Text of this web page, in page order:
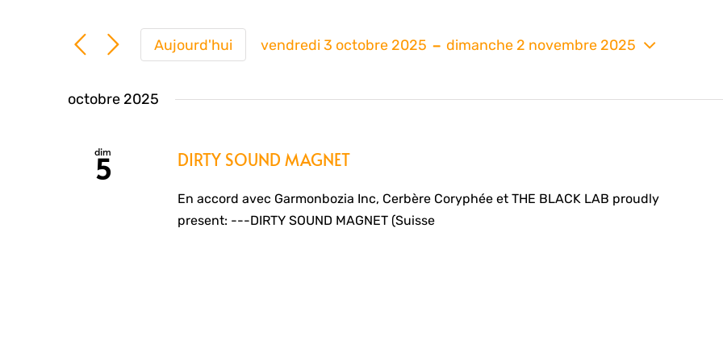
Aujourd'hui vendredi 3 octobre 2025 - dimanche 2 novembre 2025
octobre 2025
dim
5 DIRTY SOUND MAGNET
En accord avec Garmonbozia Inc, Cerbère Coryphée et THE BLACK LAB proudly
present: ---DIRTY SOUND MAGNET (Suisse